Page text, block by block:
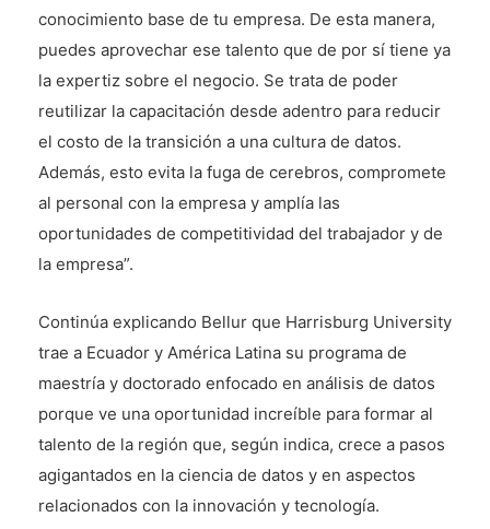
conocimiento base de tu empresa. De esta manera,
puedes aprovechar ese talento que de por sí tiene ya
la expertiz sobre el negocio. Se trata de poder
reutilizar la capacitación desde adentro para reducir
el costo de la transición a una cultura de datos.
Además, esto evita la fuga de cerebros, compromete
al personal con la empresa y amplía las
oportunidades de competitividad del trabajador y de
la empresa”.
Continúa explicando Bellur que Harrisburg University
trae a Ecuador y América Latina su programa de
maestría y doctorado enfocado en análisis de datos
porque ve una oportunidad increíble para formar al
talento de la región que, según indica, crece a pasos
agigantados en la ciencia de datos y en aspectos
relacionados con la innovación y tecnología.